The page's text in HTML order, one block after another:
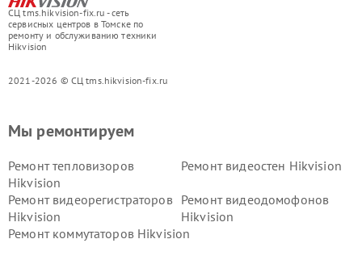
СЦ tms.hikvision-fix.ru - сеть
сервисных центров в Томске по
ремонту и обслуживанию техники
Hikvision
2021-2026 © СЦ tms.hikvision-fix.ru
Мы ремонтируем
Ремонт тепловизоров
Hikvision
Ремонт видеостен Hikvision
Ремонт видеорегистраторов
Hikvision
Ремонт видеодомофонов
Hikvision
Ремонт коммутаторов Hikvision